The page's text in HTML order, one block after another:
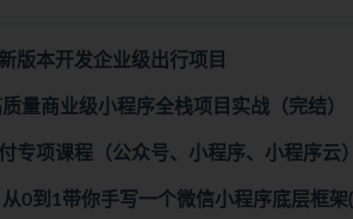
版本开发企业级出行项目
量商业级小程序全栈项目实战（完结）
专项课程（公众号、小程序、小程序云
0到1带你手写一个微信小程序底层框架